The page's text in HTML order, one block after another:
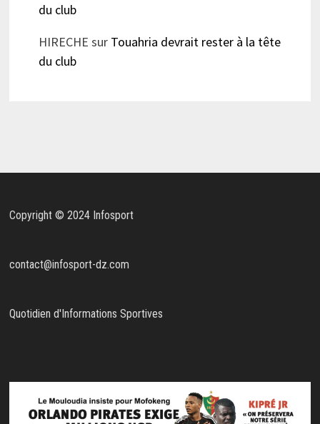
du club
HIRECHE sur Touahria devrait rester à la tête
du club
Copyright © 2024 Infosport
contact@infosport-dz.com
Quotidien d'Informations Sportives